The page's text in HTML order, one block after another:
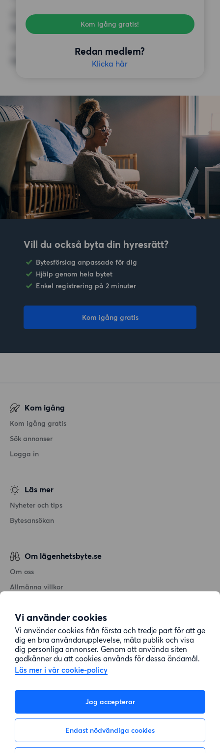
Vi använder cookies
Vi använder cookies från första och tredje part för att ge
dig en bra användarupplevelse, mäta publik och visa
dig personliga annonser. Genom att använda siten
godkänner du att cookies används för dessa ändamål.
Läs mer i vår cookie-policy
Jag accepterar
Endast nödvändiga cookies
Kom igång gratis!
Redan medlem?
Klicka här
Inga speciella krav
ÖVRIGA PREFERENSER
Inga speciella preferenser
Vill du också byta din hyresrätt?
Bytesförslag anpassade för dig
Hjälp genom hela bytet
Enkel registrering på 2 minuter
Kom igång gratis
Kom igång
Kom igång gratis
Sök annonser
Logga in
Läs mer
Nyheter och tips
Bytesansökan
Om lägenhetsbyte.se
Om oss
Allmänna villkor
Cookiepolicy
Sitemap
Kundtjänst
08-22 00 90
E-post: